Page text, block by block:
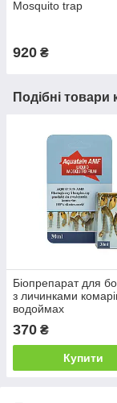
Mosquito trap
920 ₴
Подібні товари
Біопрепарат для
з личинками
водоймах
370 ₴
Купити